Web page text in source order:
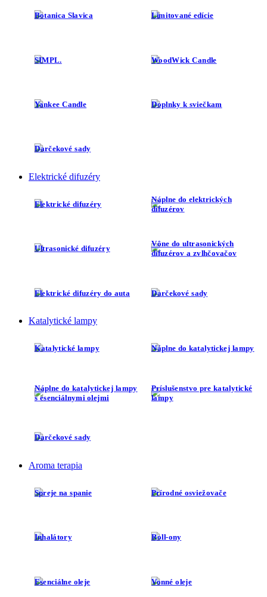
Botanica Slavica Limitované edície
SIMPL. WoodWick Candle
Yankee Candle Doplnky k sviečkam
Darčekové sady
Elektrické difuzéry
Elektrické difuzéry
Náplne do elektrických
difuzérov
Ultrasonické difuzéry
Vône do ultrasonických
difuzérov a zvlhčovačov
Elektrické difuzéry do auta Darčekové sady
Katalytické lampy
Katalytické lampy Náplne do katalytickej lampy
Náplne do katalytickej lampy
s esenciálnymi olejmi
Príslušenstvo pre katalytické
lampy
Darčekové sady
Aroma terapia
Spreje na spanie Prírodné osviežovače
Inhalátory Roll-ony
Esenciálne oleje Vonné oleje